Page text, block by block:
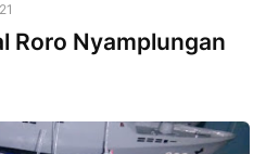
Roro Nyamplungan